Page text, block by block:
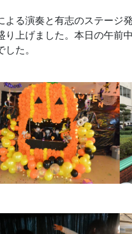
る演奏と有志のステージ
上げました。本日の午前
た。